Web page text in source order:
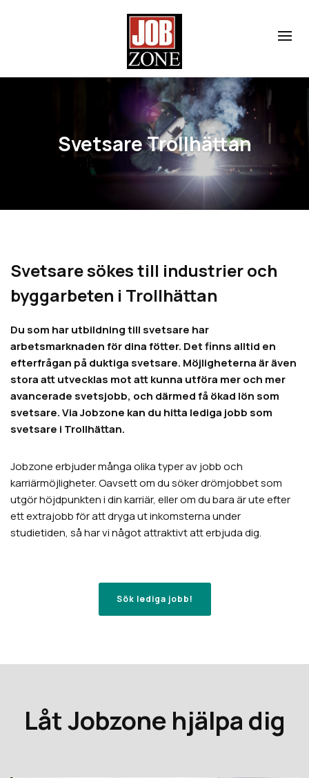
Svetsare Trollhättan
Svetsare sökes till industrier och
byggarbeten i Trollhättan
Du som har utbildning till svetsare har
arbetsmarknaden för dina fötter. Det finns alltid en
efterfrågan på duktiga svetsare. Möjligheterna är även
stora att utvecklas mot att kunna utföra mer och mer
avancerade svetsjobb, och därmed få ökad lön som
svetsare. Via Jobzone kan du hitta lediga jobb som
svetsare i Trollhättan.
Jobzone erbjuder många olika typer av jobb och
karriärmöjligheter. Oavsett om du söker drömjobbet som
utgör höjdpunkten i din karriär, eller om du bara är ute efter
ett extrajobb för att dryga ut inkomsterna under
studietiden, så har vi något attraktivt att erbjuda dig.
Sök lediga jobb!
Låt Jobzone hjälpa dig